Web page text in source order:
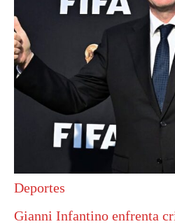
Deportes
Gianni Infantino enfrenta